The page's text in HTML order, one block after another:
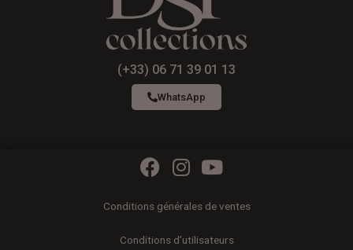
(+33) 06 71 39 01 13
WhatsApp
F
c
b
I
s
a
Y
u
u
Conditions générales de ventes
Conditions d’utilisateurs